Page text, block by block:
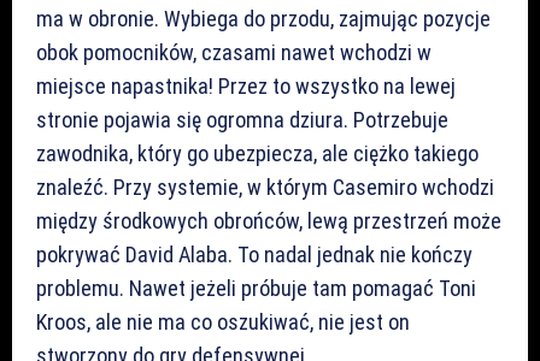
ma w obronie. Wybiega do przodu, zajmując pozycje
obok pomocników, czasami nawet wchodzi w
miejsce napastnika! Przez to wszystko na lewej
stronie pojawia się ogromna dziura. Potrzebuje
zawodnika, który go ubezpiecza, ale ciężko takiego
znaleźć. Przy systemie, w którym Casemiro wchodzi
między środkowych obrońców, lewą przestrzeń może
pokrywać David Alaba. To nadal jednak nie kończy
problemu. Nawet jeżeli próbuje tam pomagać Toni
Kroos, ale nie ma co oszukiwać, nie jest on